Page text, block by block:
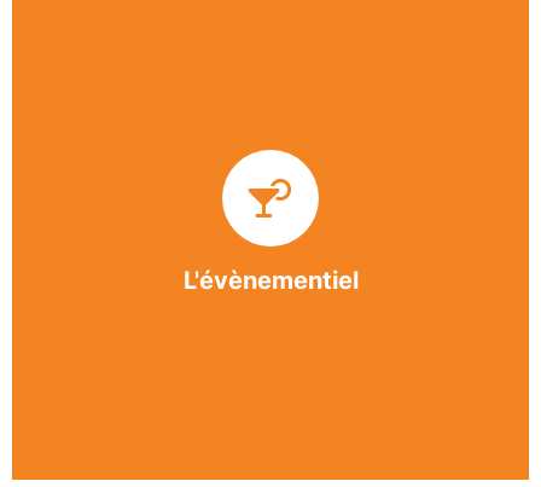
L'évènementiel
BASE apporte des solutions innovantes et
originales dans l’organisation des manifestations,
festivals, conventions, colloques et assemblées